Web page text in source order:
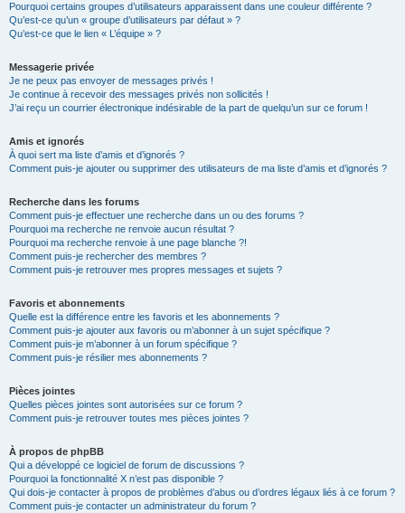
Pourquoi certains groupes d’utilisateurs apparaissent dans une couleur différente ?
Qu’est-ce qu’un « groupe d’utilisateurs par défaut » ?
Qu’est-ce que le lien « L’équipe » ?
Messagerie privée
Je ne peux pas envoyer de messages privés !
Je continue à recevoir des messages privés non sollicités !
J’ai reçu un courrier électronique indésirable de la part de quelqu’un sur ce forum !
Amis et ignorés
À quoi sert ma liste d’amis et d’ignorés ?
Comment puis-je ajouter ou supprimer des utilisateurs de ma liste d’amis et d’ignorés ?
Recherche dans les forums
Comment puis-je effectuer une recherche dans un ou des forums ?
Pourquoi ma recherche ne renvoie aucun résultat ?
Pourquoi ma recherche renvoie à une page blanche ?!
Comment puis-je rechercher des membres ?
Comment puis-je retrouver mes propres messages et sujets ?
Favoris et abonnements
Quelle est la différence entre les favoris et les abonnements ?
Comment puis-je ajouter aux favoris ou m’abonner à un sujet spécifique ?
Comment puis-je m’abonner à un forum spécifique ?
Comment puis-je résilier mes abonnements ?
Pièces jointes
Quelles pièces jointes sont autorisées sur ce forum ?
Comment puis-je retrouver toutes mes pièces jointes ?
À propos de phpBB
Qui a développé ce logiciel de forum de discussions ?
Pourquoi la fonctionnalité X n’est pas disponible ?
Qui dois-je contacter à propos de problèmes d’abus ou d’ordres légaux liés à ce forum ?
Comment puis-je contacter un administrateur du forum ?